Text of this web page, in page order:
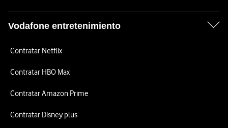
Vodafone entretenimiento
Contratar Netflix
Contratar HBO Max
Contratar Amazon Prime
Contratar Disney plus